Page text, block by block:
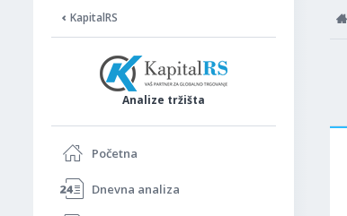
KapitalRS
Analize tržišta
Početna
Dnevna analiza